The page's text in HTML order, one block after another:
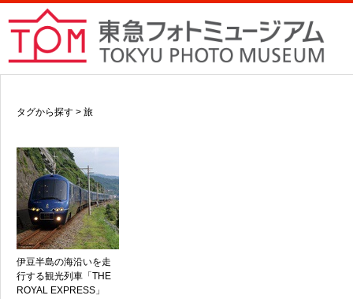
タグから探す > 旅
伊豆半島の海沿いを走
行する観光列車「THE
ROYAL EXPRESS」